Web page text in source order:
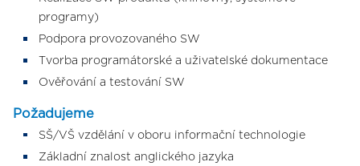
programy)
Podpora provozovaného SW
Tvorba programátorské a uživatelské dokumentace
Ověřování a testování SW
Požadujeme
SŠ/VŠ vzdělání v oboru informační technologie
Základní znalost anglického jazyka